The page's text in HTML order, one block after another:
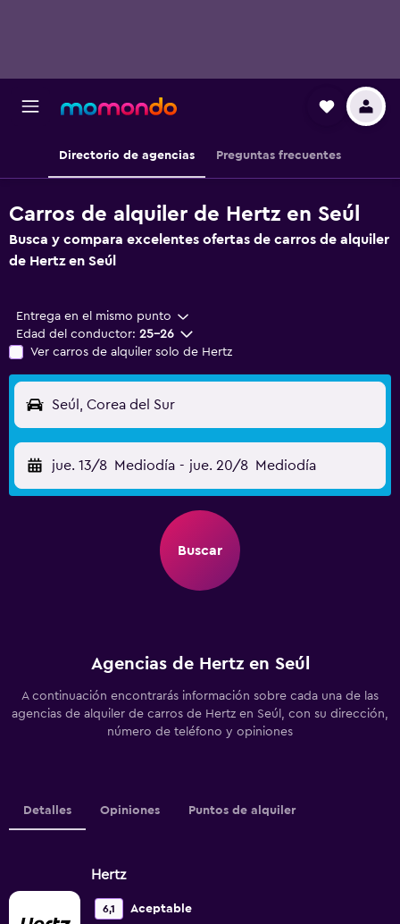
Directorio de agencias Preguntas frecuentes
Carros de alquiler de Hertz en Seúl
Busca y compara excelentes ofertas de carros de alquiler
de Hertz en Seúl
Entrega en el mismo punto
Edad del conductor: 25-26
Ver carros de alquiler solo de Hertz
Seúl, Corea del Sur
jue. 13/8 Mediodía - jue. 20/8 Mediodía
Buscar
Agencias de Hertz en Seúl
A continuación encontrarás información sobre cada una de las
agencias de alquiler de carros de Hertz en Seúl, con su dirección,
número de teléfono y opiniones
Detalles Opiniones Puntos de alquiler
Hertz
6,1 Aceptable